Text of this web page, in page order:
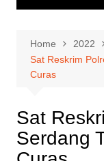
Home 2022
Sat Reskrim
Curas
Sat
Serdang